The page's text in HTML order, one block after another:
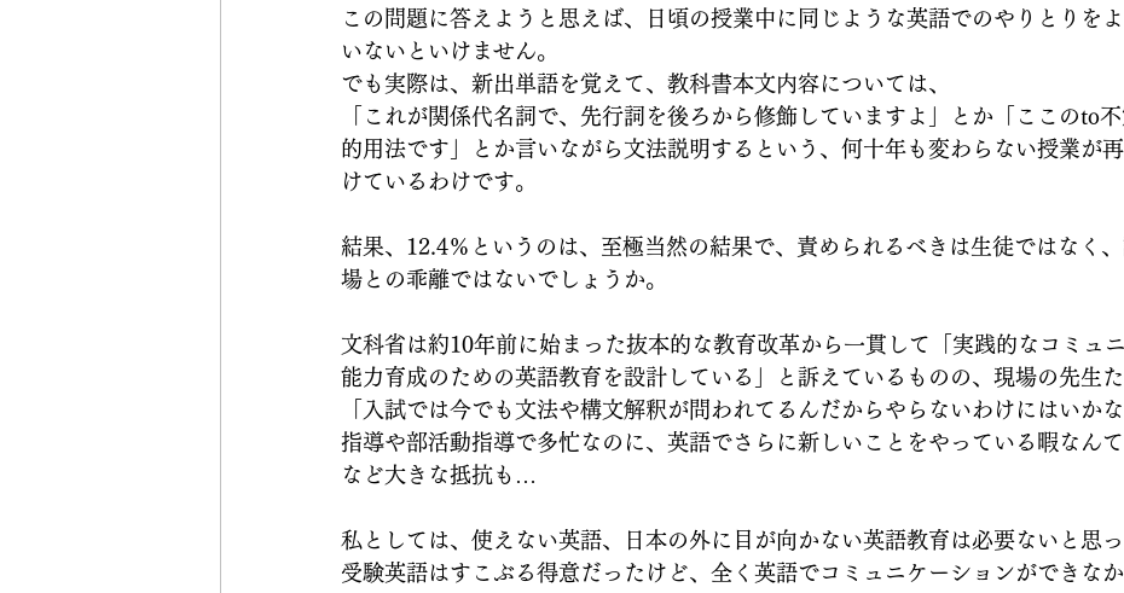
この問題に答えようと思えば、日頃の授業中に同じような英語でのやりとりを
いないといけません。
でも実際は、新出単語を覚えて、教科書本文内容については、
「これが関係代名詞で、先行詞を後ろから修飾していますよ」とか「ここのto
的用法です」とか言いながら文法説明するという、何十年も変わらない授業が
けているわけです。
結果、12.4％というのは、至極当然の結果で、責められるべきは生徒ではなく
場との乖離ではないでしょうか。
文科省は約10年前に始まった抜本的な教育改革から一貫して「実践的なコミュ
能力育成のための英語教育を設計している」と訴えているものの、現場の先生た
「入試では今でも文法や構文解釈が問われてるんだからやらないわけにはいか
指導や部活動指導で多忙なのに、英語でさらに新しいことをやっている暇なん
など大きな抵抗も…
私としては、使えない英語、日本の外に目が向かない英語教育は必要ないと思っ
受験英語はすこぶる得意だったけど、全く英語でコミュニケーションができな